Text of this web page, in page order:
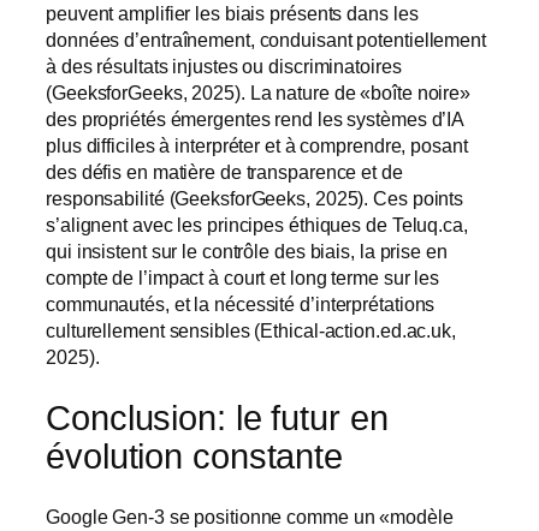
peuvent amplifier les biais présents dans les
données d’entraînement, conduisant potentiellement
à des résultats injustes ou discriminatoires
(GeeksforGeeks, 2025). La nature de «boîte noire»
des propriétés émergentes rend les systèmes d’IA
plus difficiles à interpréter et à comprendre, posant
des défis en matière de transparence et de
responsabilité (GeeksforGeeks, 2025). Ces points
s’alignent avec les principes éthiques de Teluq.ca,
qui insistent sur le contrôle des biais, la prise en
compte de l’impact à court et long terme sur les
communautés, et la nécessité d’interprétations
culturellement sensibles (Ethical-action.ed.ac.uk,
2025).
Conclusion: le futur en
évolution constante
Google Gen-3 se positionne comme un «modèle